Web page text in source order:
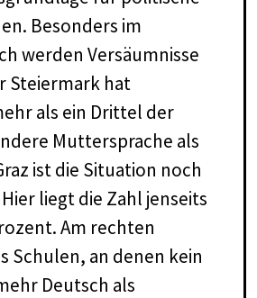
Besonders im
werden Versäumnisse
Steiermark hat
als ein Drittel der
Muttersprache als
ist die Situation noch
liegt die Zahl jenseits
Am rechten
Schulen, an denen kein
Deutsch als